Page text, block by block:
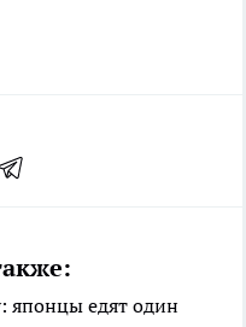
японцы едят один